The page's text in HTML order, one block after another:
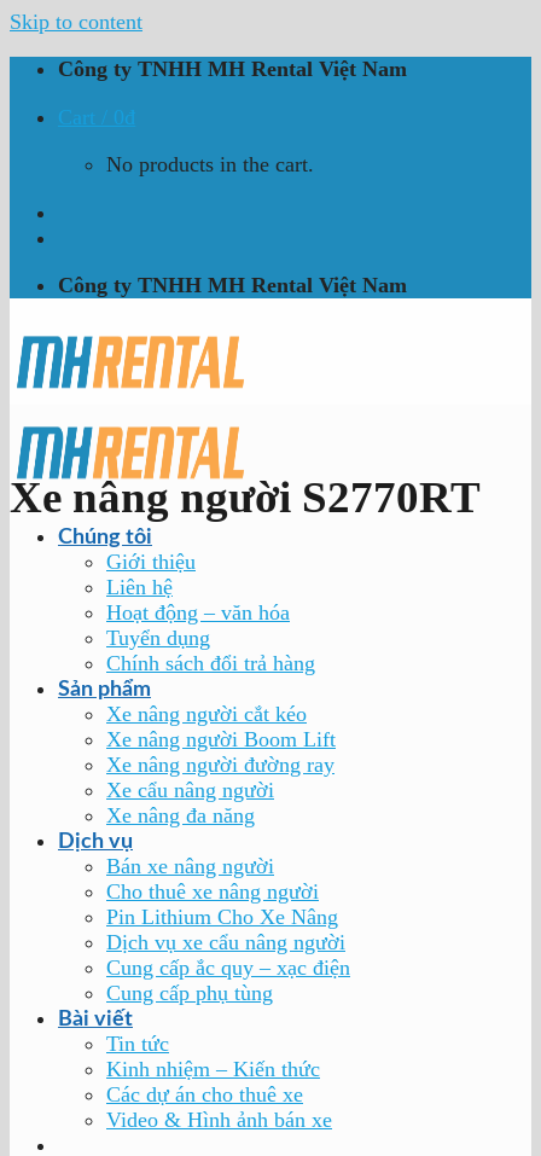
Skip to content
Công ty TNHH MH Rental Việt Nam
Cart / 0₫
No products in the cart.
Công ty TNHH MH Rental Việt Nam
Chúng tôi
Giới thiệu
Liên hệ
Hoạt động – văn hóa
Tuyển dụng
Chính sách đổi trả hàng
Sản phẩm
Xe nâng người cắt kéo
Xe nâng người Boom Lift
Xe nâng người đường ray
Xe cẩu nâng người
Xe nâng đa năng
Dịch vụ
Bán xe nâng người
Cho thuê xe nâng người
Pin Lithium Cho Xe Nâng
Dịch vụ xe cẩu nâng người
Cung cấp ắc quy – xạc điện
Cung cấp phụ tùng
Bài viết
Tin tức
Kinh nhiệm – Kiến thức
Các dự án cho thuê xe
Video & Hình ảnh bán xe
Xe nâng người S2770RT